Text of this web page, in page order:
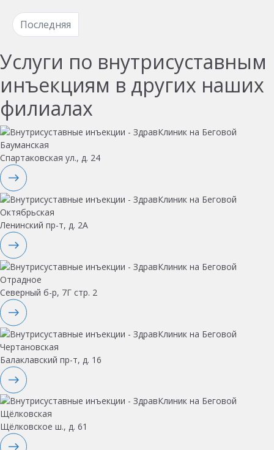
Последняя
Услуги по внутрисуставным
инъекциям в других наших
филиалах
Бауманская
Спартаковская ул., д. 24
Октябрьская
Ленинский пр-т, д. 2А
Отрадное
Северный б-р, 7Г стр. 2
Чертановская
Балаклавский пр-т, д. 16
Щёлковская
Щёлковское ш., д. 61